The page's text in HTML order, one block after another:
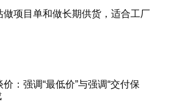
做项目单和做长期供货，适合工厂
：强调“最低价”与强调“交付保